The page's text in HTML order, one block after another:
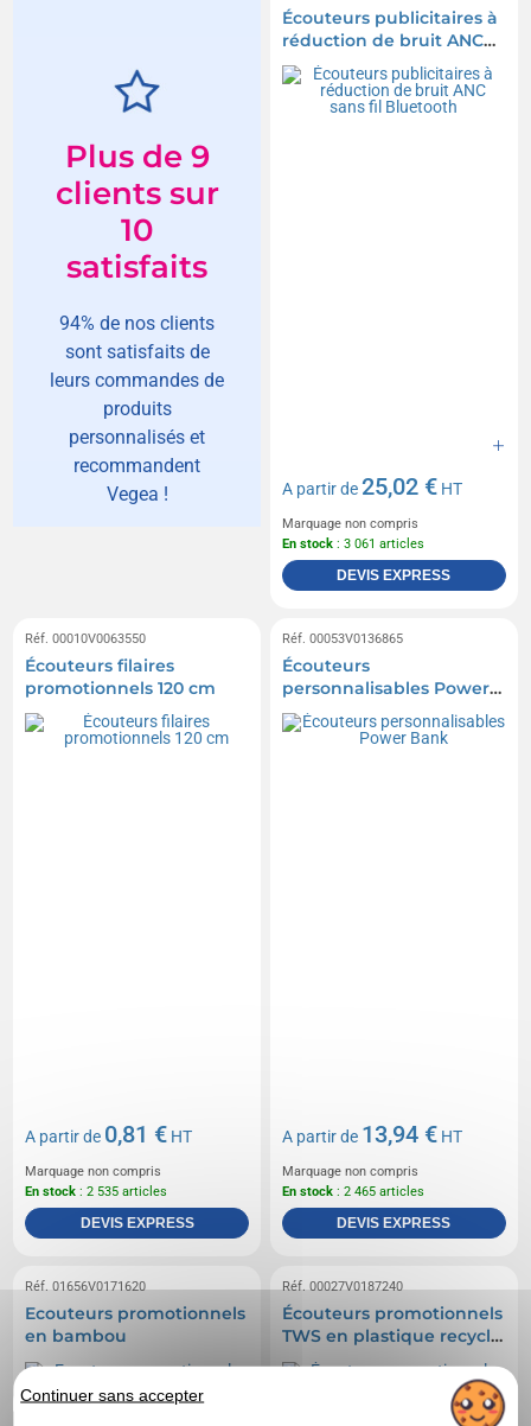
Plus de 9
clients sur
10
satisfaits
94% de nos clients
sont satisfaits de
leurs commandes de
produits
personnalisés et
recommandent
Vegea !
Écouteurs publicitaires à
réduction de bruit ANC
sans fil Bluetooth
A partir de25,02 € HT
Marquage non compris
En stock : 3 061 articles
DEVIS EXPRESS
Réf. 00010V0063550
Écouteurs filaires
promotionnels 120 cm
A partir de 0,81 € HT
Marquage non compris
En stock : 2 535 articles
DEVIS EXPRESS
Réf. 00053V0136865
Écouteurs
personnalisables Power
Bank
A partir de 13,94 € HT
Marquage non compris
En stock : 2 465 articles
DEVIS EXPRESS
Réf. 01656V0171620
Ecouteurs promotionnels
en bambou
Réf. 00027V0187240
Écouteurs promotionnels
TWS en plastique recyclé
RCS et bambou
Continuer sans accepter